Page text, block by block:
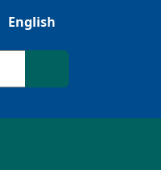
English
Chwilio'r safle